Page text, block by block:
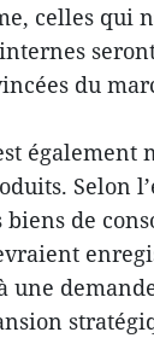
celles qui
du
également
Selon
de
une